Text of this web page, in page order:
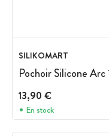
SILIKOMART
Pochoir Silicone
13,90 €
En stock